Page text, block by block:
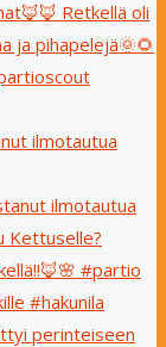
ilmotautua
perinteiseen